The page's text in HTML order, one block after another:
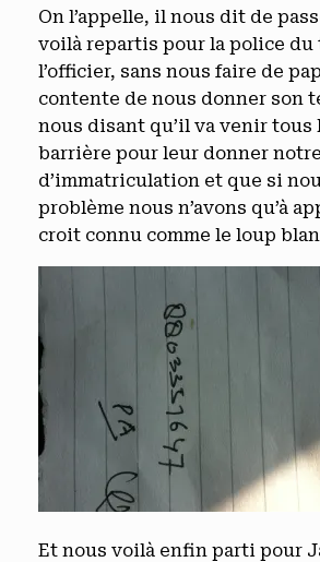
On l’appelle, il nous dit de
voilà repartis pour la police du
l’officier, sans nous faire de
contente de nous donner son
nous disant qu’il va venir tous
barrière pour leur donner
d’immatriculation et que si
problème nous n’avons qu’à
croit connu comme le loup
Et nous voilà enfin parti pour